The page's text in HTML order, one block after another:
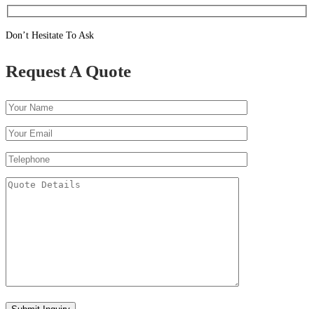
Don’t Hesitate To Ask
Request A Quote